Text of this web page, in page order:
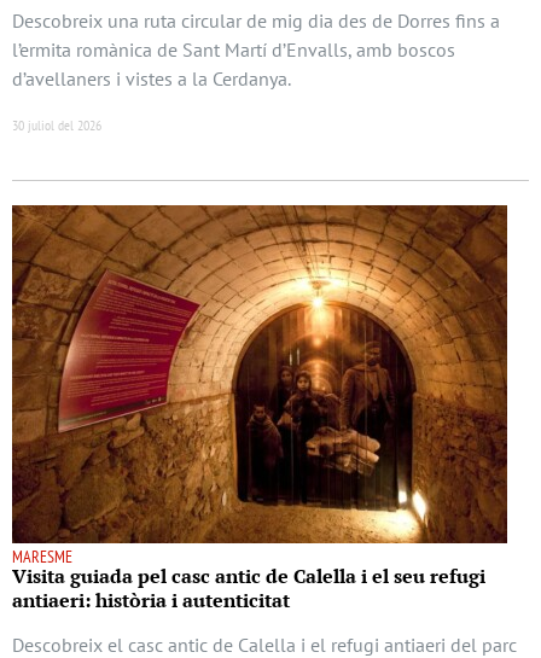
Descobreix una ruta circular de mig dia des de Dorres fins a
l’ermita romànica de Sant Martí d’Envalls, amb boscos
d’avellaners i vistes a la Cerdanya.
30 juliol del 2026
MARESME
Visita guiada pel casc antic de Calella i el seu refugi
antiaeri: història i autenticitat
Descobreix el casc antic de Calella i el refugi antiaeri del parc